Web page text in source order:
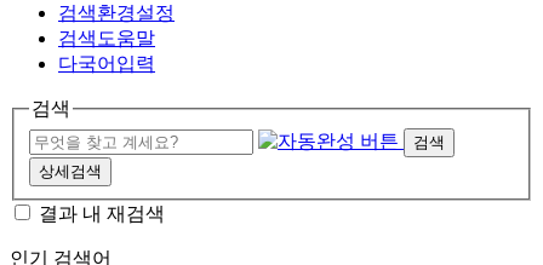
검색환경설정
검색도움말
다국어입력
검색
검색
상세검색
결과 내 재검색
인기 검색어